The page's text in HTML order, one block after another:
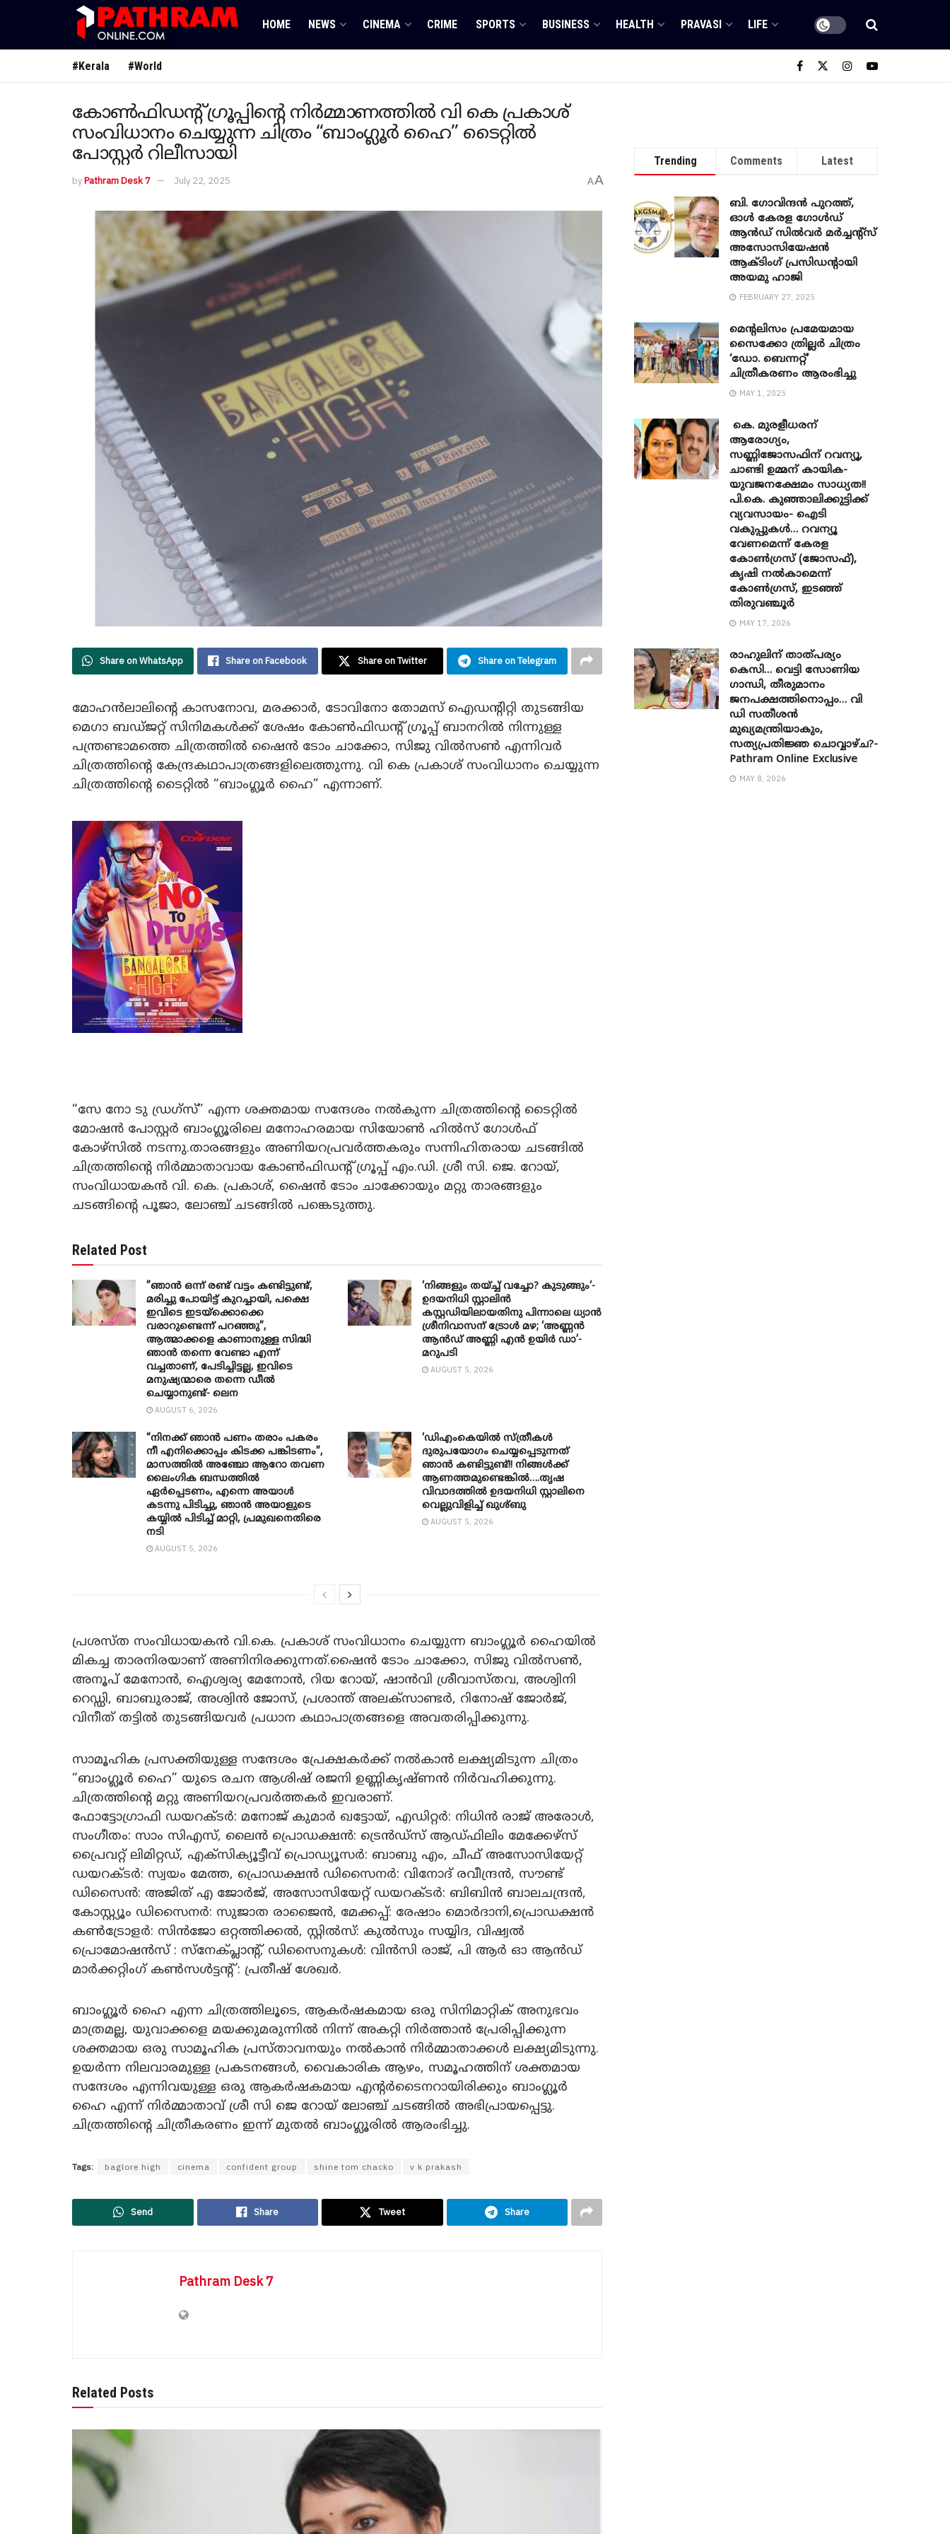
HOME NEWS CINEMA CRIME SPORTS BUSINESS HEALTH PRAVASI LIFE
#Kerala #World
കോൺഫിഡന്റ് ഗ്രൂപ്പിന്റെ നിർമ്മാണത്തിൽ വി കെ പ്രകാശ്
സംവിധാനം ചെയ്യുന്ന ചിത്രം “ബാംഗ്ലൂർ ഹൈ” ടൈറ്റിൽ
പോസ്റ്റർ റിലീസായി
byPathram Desk 7 July 22, 2025 AA
Share on WhatsApp Share on Facebook Share on Twitter Share on Telegram
മോഹൻലാലിന്റെ കാസനോവ, മരക്കാർ, ടോവിനോ തോമസ് ഐഡന്റിറ്റി തുടങ്ങിയ
മെഗാ ബഡ്ജറ്റ് സിനിമകൾക്ക് ശേഷം കോൺഫിഡന്റ് ഗ്രൂപ്പ് ബാനറിൽ നിന്നുള്ള
പന്ത്രണ്ടാമത്തെ ചിത്രത്തിൽ ഷൈൻ ടോം ചാക്കോ, സിജു വിൽസൺ എന്നിവർ
ചിത്രത്തിന്റെ കേന്ദ്രകഥാപാത്രങ്ങളിലെത്തുന്നു. വി കെ പ്രകാശ് സംവിധാനം ചെയ്യുന്ന
ചിത്രത്തിന്റെ ടൈറ്റിൽ “ബാംഗ്ലൂർ ഹൈ” എന്നാണ്.
“സേ നോ ടു ഡ്രഗ്സ്” എന്ന ശക്തമായ സന്ദേശം നൽകുന്ന ചിത്രത്തിന്റെ ടൈറ്റിൽ
മോഷൻ പോസ്റ്റർ ബാംഗ്ലൂരിലെ മനോഹരമായ സിയോൺ ഹിൽസ് ഗോൾഫ്
കോഴ്‌സിൽ നടന്നു.താരങ്ങളും അണിയറപ്രവർത്തകരും സന്നിഹിതരായ ചടങ്ങിൽ
ചിത്രത്തിന്റെ നിർമ്മാതാവായ കോൺഫിഡന്റ് ഗ്രൂപ്പ് എം.ഡി. ശ്രീ സി. ജെ. റോയ്,
സംവിധായകൻ വി. കെ. പ്രകാശ്, ഷൈൻ ടോം ചാക്കോയും മറ്റു താരങ്ങളും
ചടങ്ങിന്റെ പൂജാ, ലോഞ്ച് ചടങ്ങിൽ പങ്കെടുത്തു.
Related Post
”ഞാന്‍ ഒന്ന് രണ്ട് വട്ടം കണ്ടിട്ടുണ്ട്,
മരിച്ചു പോയിട്ട് കുറച്ചായി, പക്ഷെ
ഇവിടെ ഇടയ്‌ക്കൊക്കെ
വരാറുണ്ടെന്ന് പറഞ്ഞു”,
ആത്മാക്കളെ കാണാനുള്ള സിദ്ധി
ഞാന്‍ തന്നെ വേണ്ടാ എന്ന്
വച്ചതാണ്, പേടിച്ചിട്ടല്ല, ഇവിടെ
മനുഷ്യന്മാരെ തന്നെ ഡീല്‍
ചെയ്യാനുണ്ട്- ലെന
AUGUST 6, 2026
‘നിങ്ങളും തയ്ച്ച് വച്ചോ? കുടുങ്ങും‘-
ഉദയനിധി സ്റ്റാലിൻ
കസ്റ്റഡിയിലായതിനു പിന്നാലെ ധ്യാൻ
ശ്രീനിവാസന് ട്രോൾ മഴ; ‘അണ്ണൻ
ആൻഡ് അണ്ണി എൻ ഉയിർ ഡാ’-
മറുപടി
AUGUST 5, 2026
“നിനക്ക് ഞാന്‍ പണം തരാം പകരം
നീ എനിക്കൊപ്പം കിടക്ക പങ്കിടണം”,
മാസത്തില്‍ അഞ്ചോ ആറോ തവണ
ലൈംഗിക ബന്ധത്തില്‍
ഏര്‍പ്പെടണം, എന്നെ അയാള്‍
കടന്നു പിടിച്ചു, ഞാന്‍ അയാളുടെ
കയ്യില്‍ പിടിച്ച് മാറ്റി, പ്രമുഖനെതിരെ
നടി
AUGUST 5, 2026
‘ഡിഎംകെയിൽ സ്ത്രീകൾ
ദുരുപയോഗം ചെയ്യപ്പെടുന്നത്
ഞാൻ കണ്ടിട്ടുണ്ട്!! നിങ്ങൾക്ക്
ആണത്തമുണ്ടെങ്കിൽ….തൃഷ
വിവാദത്തിൽ ഉദയനിധി സ്റ്റാലിനെ
വെല്ലുവിളിച്ച് ഖുശ്ബു
AUGUST 5, 2026
പ്രശസ്ത സംവിധായകൻ വി.കെ. പ്രകാശ് സംവിധാനം ചെയ്യുന്ന ബാംഗ്ലൂർ ഹൈയിൽ
മികച്ച താരനിരയാണ് അണിനിരക്കുന്നത്‌.ഷൈൻ ടോം ചാക്കോ, സിജു വിൽസൺ,
അനൂപ് മേനോൻ, ഐശ്വര്യ മേനോൻ, റിയ റോയ്, ഷാൻവി ശ്രീവാസ്തവ, അശ്വിനി
റെഡ്ഡി, ബാബുരാജ്, അശ്വിൻ ജോസ്, പ്രശാന്ത് അലക്സാണ്ടർ, റിനോഷ് ജോർജ്,
വിനീത് തട്ടിൽ തുടങ്ങിയവർ പ്രധാന കഥാപാത്രങ്ങളെ അവതരിപ്പിക്കുന്നു.
സാമൂഹിക പ്രസക്തിയുള്ള സന്ദേശം പ്രേക്ഷകർക്ക് നൽകാൻ ലക്ഷ്യമിടുന്ന ചിത്രം
“ബാംഗ്ലൂർ ഹൈ” യുടെ രചന ആശിഷ് രജനി ഉണ്ണികൃഷ്ണൻ നിർവഹിക്കുന്നു.
ചിത്രത്തിന്റെ മറ്റു അണിയറപ്രവർത്തകർ ഇവരാണ്.
ഫോട്ടോഗ്രാഫി ഡയറക്ടർ: മനോജ് കുമാർ ഖട്ടോയ്, എഡിറ്റർ: നിധിൻ രാജ് അരോൾ,
സംഗീതം: സാം സിഎസ്, ലൈൻ പ്രൊഡക്ഷൻ: ട്രെൻഡ്‌സ് ആഡ്ഫിലിം മേക്കേഴ്‌സ്
പ്രൈവറ്റ് ലിമിറ്റഡ്, എക്സിക്യൂട്ടീവ് പ്രൊഡ്യൂസർ: ബാബു എം, ചീഫ് അസോസിയേറ്റ്
ഡയറക്ടർ: സ്വയം മേത്ത, പ്രൊഡക്ഷൻ ഡിസൈനർ: വിനോദ് രവീന്ദ്രൻ, സൗണ്ട്
ഡിസൈൻ: അജിത് എ ജോർജ്, അസോസിയേറ്റ് ഡയറക്ടർ: ബിബിൻ ബാലചന്ദ്രൻ,
കോസ്റ്റ്യൂം ഡിസൈനർ: സുജാത രാജൈൻ, മേക്കപ്പ്: രേഷാം മൊർദാനി,പ്രൊഡക്ഷൻ
കൺട്രോളർ: സിൻജോ ഒറ്റത്തിക്കൽ, സ്റ്റിൽസ്: കുൽസും സയ്യിദ, വിഷ്വൽ
പ്രൊമോഷൻസ് : സ്‌നേക്പ്ലാന്റ്, ഡിസൈനുകൾ: വിൻസി രാജ്, പി ആർ ഓ ആൻഡ്
മാർക്കറ്റിംഗ് കൺസൾട്ടന്റ് : പ്രതീഷ് ശേഖർ.
ബാംഗ്ലൂർ ഹൈ എന്ന ചിത്രത്തിലൂടെ, ആകർഷകമായ ഒരു സിനിമാറ്റിക് അനുഭവം
മാത്രമല്ല, യുവാക്കളെ മയക്കുമരുന്നിൽ നിന്ന് അകറ്റി നിർത്താൻ പ്രേരിപ്പിക്കുന്ന
ശക്തമായ ഒരു സാമൂഹിക പ്രസ്താവനയും നൽകാൻ നിർമ്മാതാക്കൾ ലക്ഷ്യമിടുന്നു.
ഉയർന്ന നിലവാരമുള്ള പ്രകടനങ്ങൾ, വൈകാരിക ആഴം, സമൂഹത്തിന് ശക്തമായ
സന്ദേശം എന്നിവയുള്ള ഒരു ആകർഷകമായ എന്റർടൈനറായിരിക്കും ബാംഗ്ലൂർ
ഹൈ എന്ന് നിർമ്മാതാവ് ശ്രീ സി ജെ റോയ് ലോഞ്ച് ചടങ്ങിൽ അഭിപ്രായപ്പെട്ടു.
ചിത്രത്തിന്റെ ചിത്രീകരണം ഇന്ന് മുതൽ ബാംഗ്ലൂരിൽ ആരംഭിച്ചു.
Tags: baglore high cinema confident group shine tom chacko v k prakash
Send Share Tweet Share
Pathram Desk 7
Related Posts
Trending Comments Latest
ബി. ​ഗോവിന്ദൻ പുറത്ത്,
ഓൾ കേരള ഗോൾഡ്
ആൻഡ് സിൽവർ മർച്ചന്റ്സ്
അസോസിയേഷൻ
ആക്ടിംഗ് പ്രസിഡന്റായി
അയമു ഹാജി
FEBRUARY 27, 2025
മെന്‍റലിസം പ്രമേയമായ
സൈക്കോ ത്രില്ലർ ചിത്രം
‘ഡോ. ബെന്നറ്റ്’
ചിത്രീകരണം ആരംഭിച്ചു
MAY 1, 2025
കെ. മുരളീധരന്
ആരോഗ്യം,
സണ്ണിജോസഫിന് റവന്യൂ,
ചാണ്ടി ഉമ്മന് കായിക-
യുവജനക്ഷേമം സാധ്യത!!
പി.കെ. കുഞ്ഞാലിക്കുട്ടിക്ക്
വ്യവസായം- ഐടി
വകുപ്പുകൾ… റവന്യൂ
വേണമെന്ന് കേരള
കോൺഗ്രസ് (ജോസഫ്),
കൃഷി നൽകാമെന്ന്
കോൺഗ്രസ്, ഇടഞ്ഞ്
തിരുവഞ്ചൂർ
MAY 17, 2026
രാഹുലിന് താത്പര്യം
കെസി… വെട്ടി സോണിയ ​
ഗാന്ധി, തീരുമാനം
ജനപക്ഷത്തിനൊപ്പം… വി
ഡി സതീശൻ
മുഖ്യമന്ത്രിയാകും,
സത്യപ്രതിജ്ഞ ചൊവ്വാഴ്ച?-
Pathram Online Exclusive
MAY 8, 2026